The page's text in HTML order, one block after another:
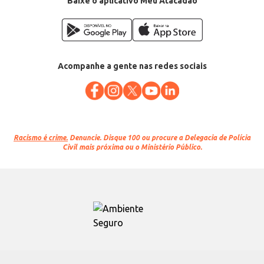
Acompanhe a gente nas redes sociais
Racismo é crime. Denuncie. Disque 100 ou procure a Delegacia de Polícia
Civil mais próxima ou o Ministério Público.